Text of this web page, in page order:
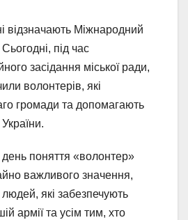
відзначають Міжнародний
під час
засідання міської ради,
волонтерів, які
громади та допомагають
день поняття «волонтер»
важливого значення,
які забезпечують
армії та усім тим, хто